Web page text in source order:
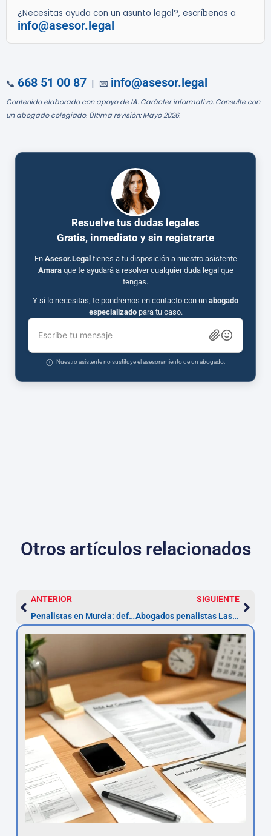
¿Necesitas ayuda con un asunto legal?, escríbenos a
info@asesor.legal
📞 668 51 00 87 | 📧 info@asesor.legal
Contenido elaborado con apoyo de IA. Carácter informativo. Consulte con
un abogado colegiado. Última revisión: Mayo 2026.
Resuelve tus dudas legales
Gratis, inmediato y sin registrarte
En Asesor.Legal tienes a tu disposición a nuestro asistente
Amaraque te ayudará a resolver cualquier duda legal que
tengas.
Y si lo necesitas, te pondremos en contacto con un abogado
especializadopara tu caso.
Escribe tu mensaje
Nuestro asistente no sustituye el asesoramiento de un abogado.
Otros artículos relacionados
ANTERIOR
Penalistas en Murcia: defensa 24h y actuación en 24h
SIGUIENTE
Abogados penalistas Las Palmas — Defensa en 24–48 h